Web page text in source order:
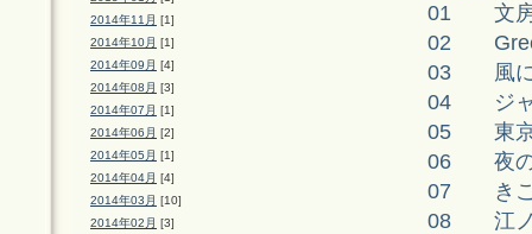
2014年11月 [1]
2014年10月 [1]
2014年09月 [4]
2014年08月 [3]
2014年07月 [1]
2014年06月 [2]
2014年05月 [1]
2014年04月 [4]
2014年03月 [10]
2014年02月 [3]
01 文房
02
03 風に
04 ジ
05 東京
06 夜の
07 きこ
08 江ノ